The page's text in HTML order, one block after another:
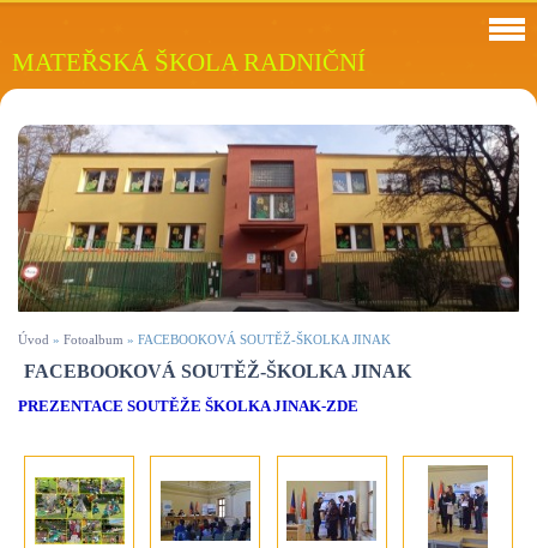
MATEŘSKÁ ŠKOLA RADNIČNÍ
Úvod » Fotoalbum » FACEBOOKOVÁ SOUTĚŽ-ŠKOLKA JINAK
FACEBOOKOVÁ SOUTĚŽ-ŠKOLKA JINAK
PREZENTACE SOUTĚŽE ŠKOLKA JINAK-ZDE